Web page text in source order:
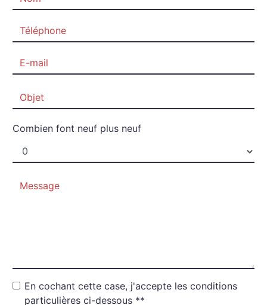
Combien font neuf plus neuf
En cochant cette case, j'accepte les conditions
particulières ci-dessous **